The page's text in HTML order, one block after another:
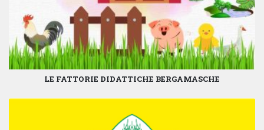
LE FATTORIE DIDATTICHE BERGAMASCHE